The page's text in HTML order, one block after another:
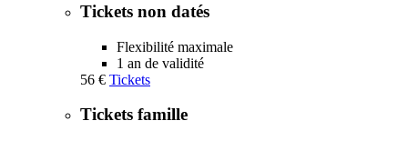
Tickets non datés
Flexibilité maximale
1 an de validité
56 € Tickets
Tickets famille